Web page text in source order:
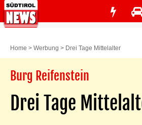
Home > Werbung > Drei Tage Mittelalter
Burg Reifenstein
Drei Tage